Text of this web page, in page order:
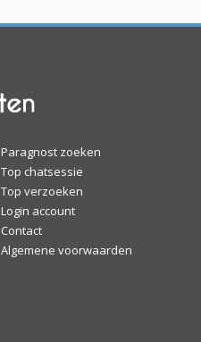
Paragnost zoeken
Top chatsessie
Top verzoeken
Login account
Contact
Algemene voorwaarden